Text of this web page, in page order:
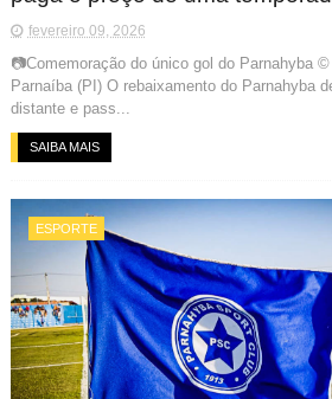
fevereiro 09, 2026
📷Comemoração do único gol do Parnahyba
Parnaíba (PI) O rebaixamento do Parnahyba
distante e pass...
SAIBA MAIS
ESPORTE